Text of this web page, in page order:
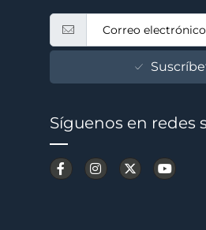
Síguenos en redes